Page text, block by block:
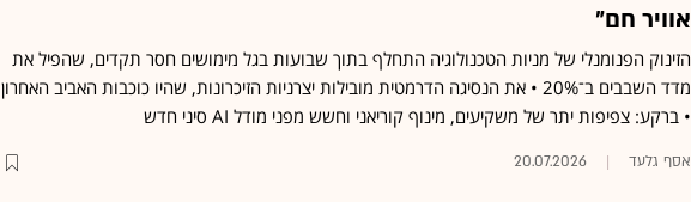
אוויר חם"
הזינוק הפנומנלי של מניות הטכנולוגיה התחלף בתוך שבועות בגל מימושים חסר תקדים, שהפיל את
מדד השבבים ב־20% • את הנסיגה הדרמטית מובילות יצרניות הזיכרונות, שהיו כוכבות האביב האחרון
• ברקע: צפיפות יתר של משקיעים, מינוף קוריאני וחשש מפני מודל AI סיני חדש
אסף גלעד 20.07.2026